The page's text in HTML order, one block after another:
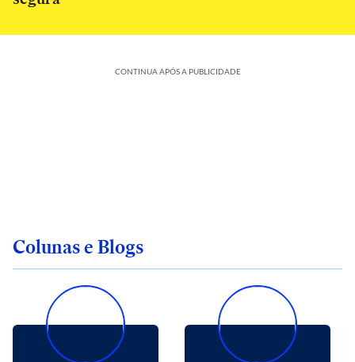
CONTINUA APÓS A PUBLICIDADE
Colunas e Blogs